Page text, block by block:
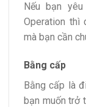
Nếu bạn
Operation thì
mà bạn cần
Bằng cấp
Bằng cấp là
bạn muốn trở